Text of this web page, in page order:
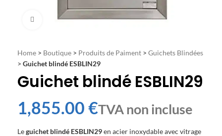
Click to enlarge
Home > Boutique > Produits de Paiment > Guichets Blindées
> Guichet blindé ESBLIN29
Guichet blindé ESBLIN29
€
Leguichet blindé ESBLIN29en acier inoxydable avec vitrage